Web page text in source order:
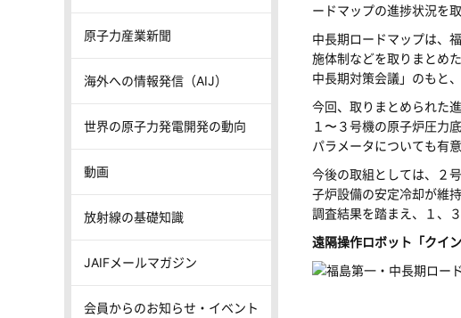
ードマップの進捗状況を
中長期ロードマップは、
施体制などを取りまとめ
中長期対策会議」のもと
今回、取りまとめられた
１〜３号機の原子炉圧力
パラメータについても有
今後の取組としては、２
子炉設備の安定冷却が維
調査結果を踏まえ、１、
遠隔操作ロボット「クイン
原子力産業新聞
海外への情報発信（AIJ）
世界の原子力発電開発の動向
動画
放射線の基礎知識
JAIFメールマガジン
会員からのお知らせ・イベント